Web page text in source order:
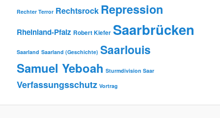
Rechter Terror Rechtsrock Repression
Rheinland-Pfalz Robert Kiefer Saarbrücken
Saarland Saarland (Geschichte) Saarlouis
Samuel Yeboah Sturmdivision Saar
Verfassungsschutz Vortrag